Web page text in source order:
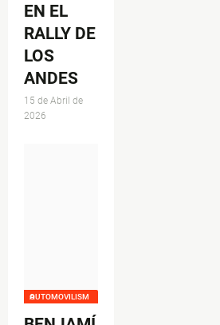
EN EL
RALLY DE
LOS
ANDES
15 de Abril de
2026
AUTOMOVILISMO